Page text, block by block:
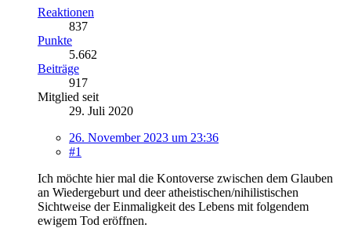
Reaktionen
837
Punkte
5.662
Beiträge
917
Mitglied seit
29. Juli 2020
26. November 2023 um 23:36
#1
Ich möchte hier mal die Kontoverse zwischen dem Glauben
an Wiedergeburt und deer atheistischen/nihilistischen
Sichtweise der Einmaligkeit des Lebens mit folgendem
ewigem Tod eröffnen.